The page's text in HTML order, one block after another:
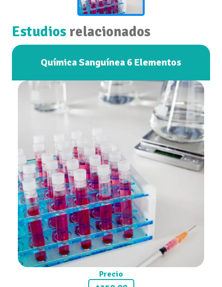
Estudios relacionados
Química Sanguínea 6 Elementos
Precio